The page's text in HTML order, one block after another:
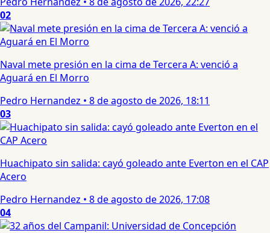
02
Naval mete presión en la cima de Tercera A: venció a
Aguará en El Morro
Pedro Hernandez • 8 de agosto de 2026, 18:11
03
Huachipato sin salida: cayó goleado ante Everton en el CAP
Acero
Pedro Hernandez • 8 de agosto de 2026, 17:08
04